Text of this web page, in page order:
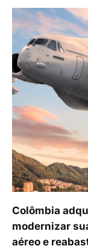
Colômbia
modernizar
aéreo e